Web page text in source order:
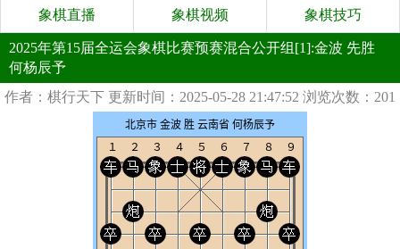
象棋直播 象棋视频 象棋技巧
2025年第15届全运会象棋比赛预赛混合公开组[1]:金波 先胜
何杨辰予
作者：棋行天下 更新时间：2025-05-28 21:47:52 浏览次数：201